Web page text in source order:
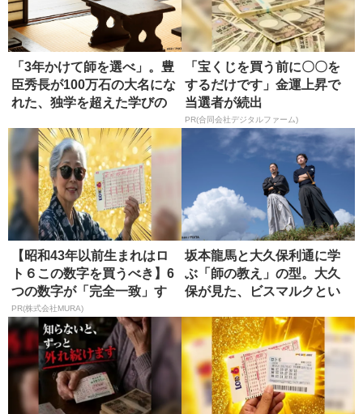
「3年かけて師を選べ」。豊
臣秀長が100万石の大名にな
れた、独学を超えた学びの
「宝くじを買う前に〇〇を
するだけです」金運上昇で
当選者が続出
PR(合同会社デジタルファーム)
【昭和43年以前生まれはロ
ト６この数字を買うべき】6
つの数字が「完全一致」す
る方...
PR(株式会社MURA)
坂本龍馬と大久保利通に学
ぶ「師の教え」の型。大久
保が見た、ビスマルクとい